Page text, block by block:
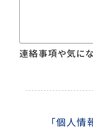
連絡事項や気に
「個人情